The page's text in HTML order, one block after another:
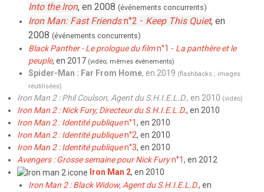
Into the Iron, en 2008(événements concurrents)
Iron Man: Fast Friendsn°2 - Keep This Quiet, en
2008(événements concurrents)
Black Panther - Le prologue du filmn°1 - La panthère et le
peuple, en 2017 (vidéo; mêmes événements)
Spider-Man : Far From Home, en 2019 (flashbacks ; images
réutilisées)
Iron Man 2 : Phil Coulson, Agent du S.H.I.E.L.D., en 2010 (vidéo)
Iron Man 2 : Nick Fury, Directeur du S.H.I.E.L.D., en 2010
Iron Man 2 : Identité publiquen°1, en 2010
Iron Man 2 : Identité publiquen°2, en 2010
Iron Man 2 : Identité publiquen°3, en 2010
Avengers : Grosse semaine pour Nick Furyn°1, en 2012
Iron Man 2, en 2010
Iron Man 2 : Black Widow, Agent du S.H.I.E.L.D., en